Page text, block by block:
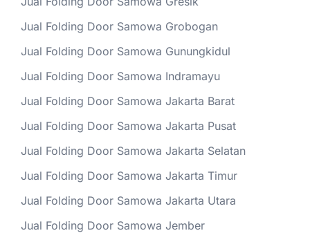
Jual Folding Door Samowa Grobogan
Jual Folding Door Samowa Gunungkidul
Jual Folding Door Samowa Indramayu
Jual Folding Door Samowa Jakarta Barat
Jual Folding Door Samowa Jakarta Pusat
Jual Folding Door Samowa Jakarta Selatan
Jual Folding Door Samowa Jakarta Timur
Jual Folding Door Samowa Jakarta Utara
Jual Folding Door Samowa Jember